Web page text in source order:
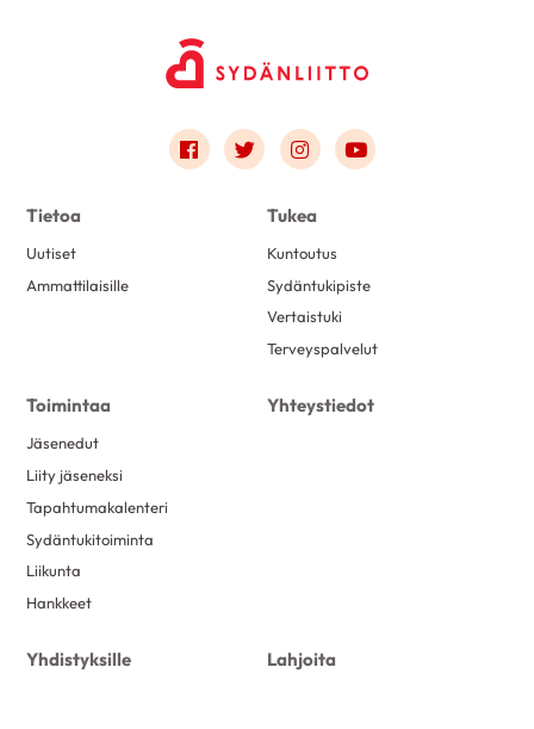
Link to facebook
Link to twitter
Link to instagram
Link to youtube
Tietoa
Uutiset
Ammattilaisille
Tukea
Kuntoutus
Sydäntukipiste
Vertaistuki
Terveyspalvelut
Toimintaa
Jäsenedut
Liity jäseneksi
Tapahtumakalenteri
Sydäntukitoiminta
Liikunta
Hankkeet
Yhteystiedot
Yhdistyksille Lahjoita